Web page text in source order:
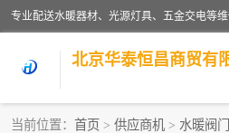
北京华泰恒昌商贸有
当前位置： 首页 > 供应商机 > 水暖阀门